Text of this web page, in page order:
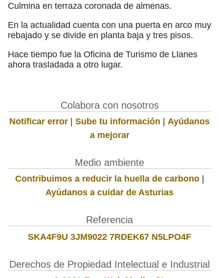
Culmina en terraza coronada de almenas.
En la actualidad cuenta con una puerta en arco muy
rebajado y se divide en planta baja y tres pisos.
Hace tiempo fue la Oficina de Turismo de Llanes
ahora trasladada a otro lugar.
Colabora con nosotros
Notificar error | Sube tu información | Ayúdanos
a mejorar
Medio ambiente
Contribuimos a reducir la huella de carbono|
Ayúdanos a cuidar de Asturias
Referencia
SKA4F9U 3JM9022 7RDEK67 N5LPO4F
Derechos de Propiedad Intelectual e Industrial